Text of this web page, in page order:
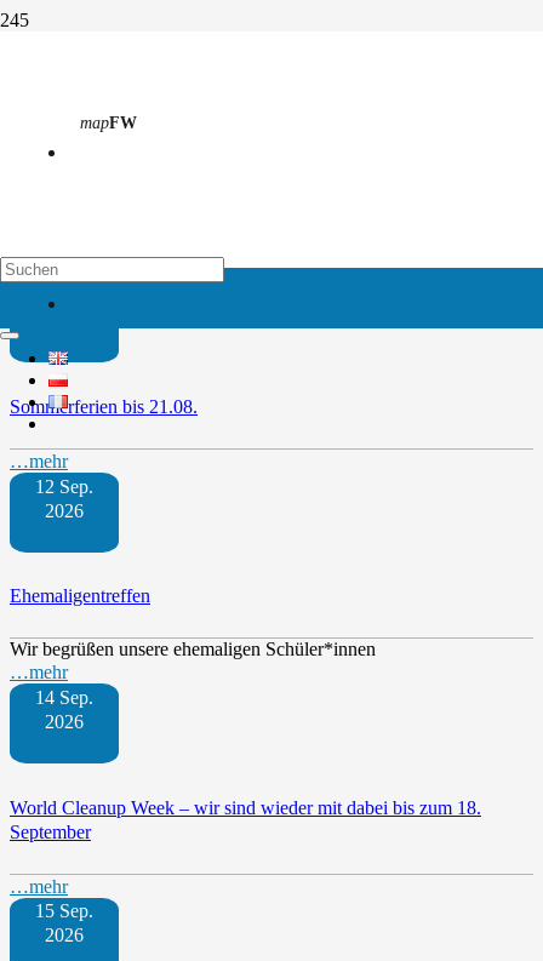
mapFW
Vergangene Termine
Sommerferien bis 21.08.
…mehr
12 Sep.
2026
Ehemaligentreffen
Wir begrüßen unsere ehemaligen Schüler*innen
…mehr
14 Sep.
2026
World Cleanup Week – wir sind wieder mit dabei bis zum 18.
September
…mehr
15 Sep.
2026